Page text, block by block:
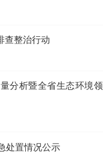
查整治行动
分析暨全省生态环境领
处置情况公示